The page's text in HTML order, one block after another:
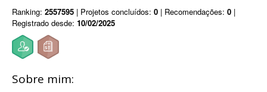
Ranking: 2557595 | Projetos concluídos: 0 | Recomendações: 0 |
Registrado desde: 10/02/2025
Sobre mim: